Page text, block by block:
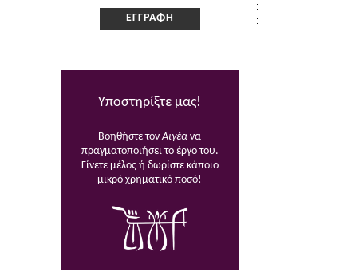
Υποστηρίξτε μας!
Βοηθήστε τονΑιγέα να
πραγματοποιήσει το έργο του.
Γίνετε μέλος ή δωρίστε κάποιο
μικρό χρηματικό ποσό!